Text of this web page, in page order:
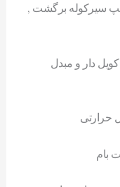
سیرکوله برگشت ,
دار و مبدل
حرارتی
بام